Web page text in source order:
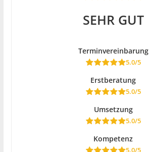
SEHR GUT
Terminvereinbarung
5.0/5
Erstberatung
5.0/5
Umsetzung
5.0/5
Kompetenz
5.0/5